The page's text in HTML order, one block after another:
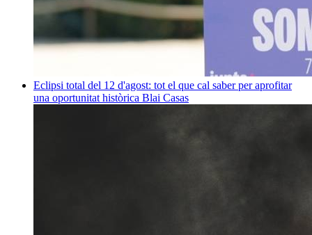
Eclipsi total del 12 d'agost: tot el que cal saber per aprofitar
una oportunitat històrica Blai Casas